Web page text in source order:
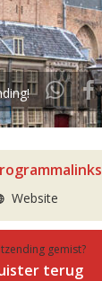
Website
gemist?
terug